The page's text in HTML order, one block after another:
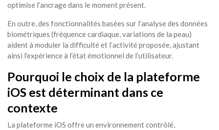
optimise l’ancrage dans le moment présent.
En outre, des fonctionnalités basées sur l’analyse des données
biométriques (fréquence cardiaque, variations de la peau)
aident à moduler la difficulté et l’activité proposée, ajustant
ainsi l’expérience à l’état émotionnel de l’utilisateur.
Pourquoi le choix de la plateforme
iOS est déterminant dans ce
contexte
La plateforme iOS offre un environnement contrôlé,